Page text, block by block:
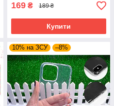
169 ₴ 189 ₴
Купити
10% на ЗСУ –8%